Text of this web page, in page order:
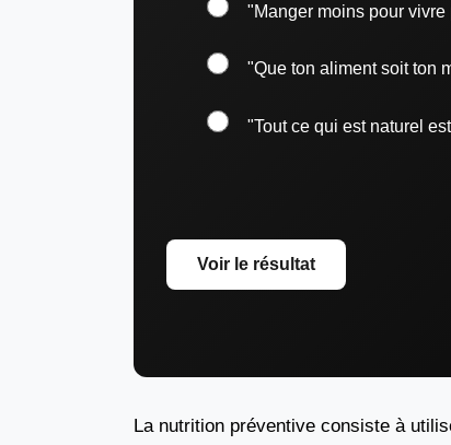
"Manger moins pour vivre
"Que ton aliment soit ton
"Tout ce qui est naturel
Voir le résultat
La nutrition préventive consiste à